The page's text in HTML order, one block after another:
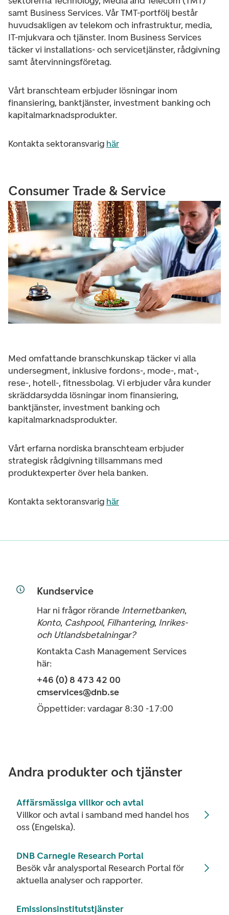
samt Business Services. Vår TMT-portfölj består
huvudsakligen av telekom och infrastruktur, media,
IT-mjukvara och tjänster. Inom Business Services
täcker vi installations- och servicetjänster, rådgivning
samt återvinningsföretag.
Vårt branschteam erbjuder lösningar inom
finansiering, banktjänster, investment banking och
kapitalmarknadsprodukter.
Kontakta sektoransvarig här
Consumer Trade & Service
Med omfattande branschkunskap täcker vi alla
undersegment, inklusive fordons-, mode-, mat-,
rese-, hotell-, fitnessbolag. Vi erbjuder våra kunder
skräddarsydda lösningar inom finansiering,
banktjänster, investment banking och
kapitalmarknadsprodukter.
Vårt erfarna nordiska branschteam erbjuder
strategisk rådgivning tillsammans med
produktexperter över hela banken.
Kontakta sektoransvarig här
Kundservice
Har ni frågor rörande Internetbanken,
Konto, Cashpool, Filhantering, Inrikes-
och Utlandsbetalningar?
Kontakta Cash Management Services
här:
+46 (0) 8 473 42 00
cmservices@dnb.se
Öppettider: vardagar 8:30 -17:00
Andra produkter och tjänster
Affärsmässiga villkor och avtal
Villkor och avtal i samband med handel hos
oss (Engelska).
DNB Carnegie Research Portal
Besök vår analysportal Research Portal för
aktuella analyser och rapporter.
Emissionsinstitutstjänster